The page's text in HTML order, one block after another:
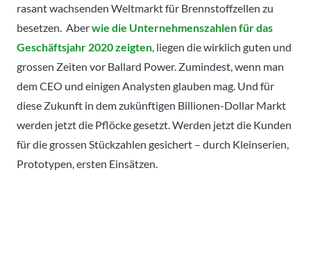
rasant wachsenden Weltmarkt für Brennstoffzellen zu
besetzen. Aberwie die Unternehmenszahlen für das
Geschäftsjahr 2020 zeigten , liegen die wirklich guten und
grossen Zeiten vor Ballard Power. Zumindest, wenn man
dem CEO und einigen Analysten glauben mag. Und für
diese Zukunft in dem zukünftigen Billionen-Dollar Markt
werden jetzt die Pflöcke gesetzt. Werden jetzt die Kunden
für die grossen Stückzahlen gesichert – durch Kleinserien,
Prototypen, ersten Einsätzen.